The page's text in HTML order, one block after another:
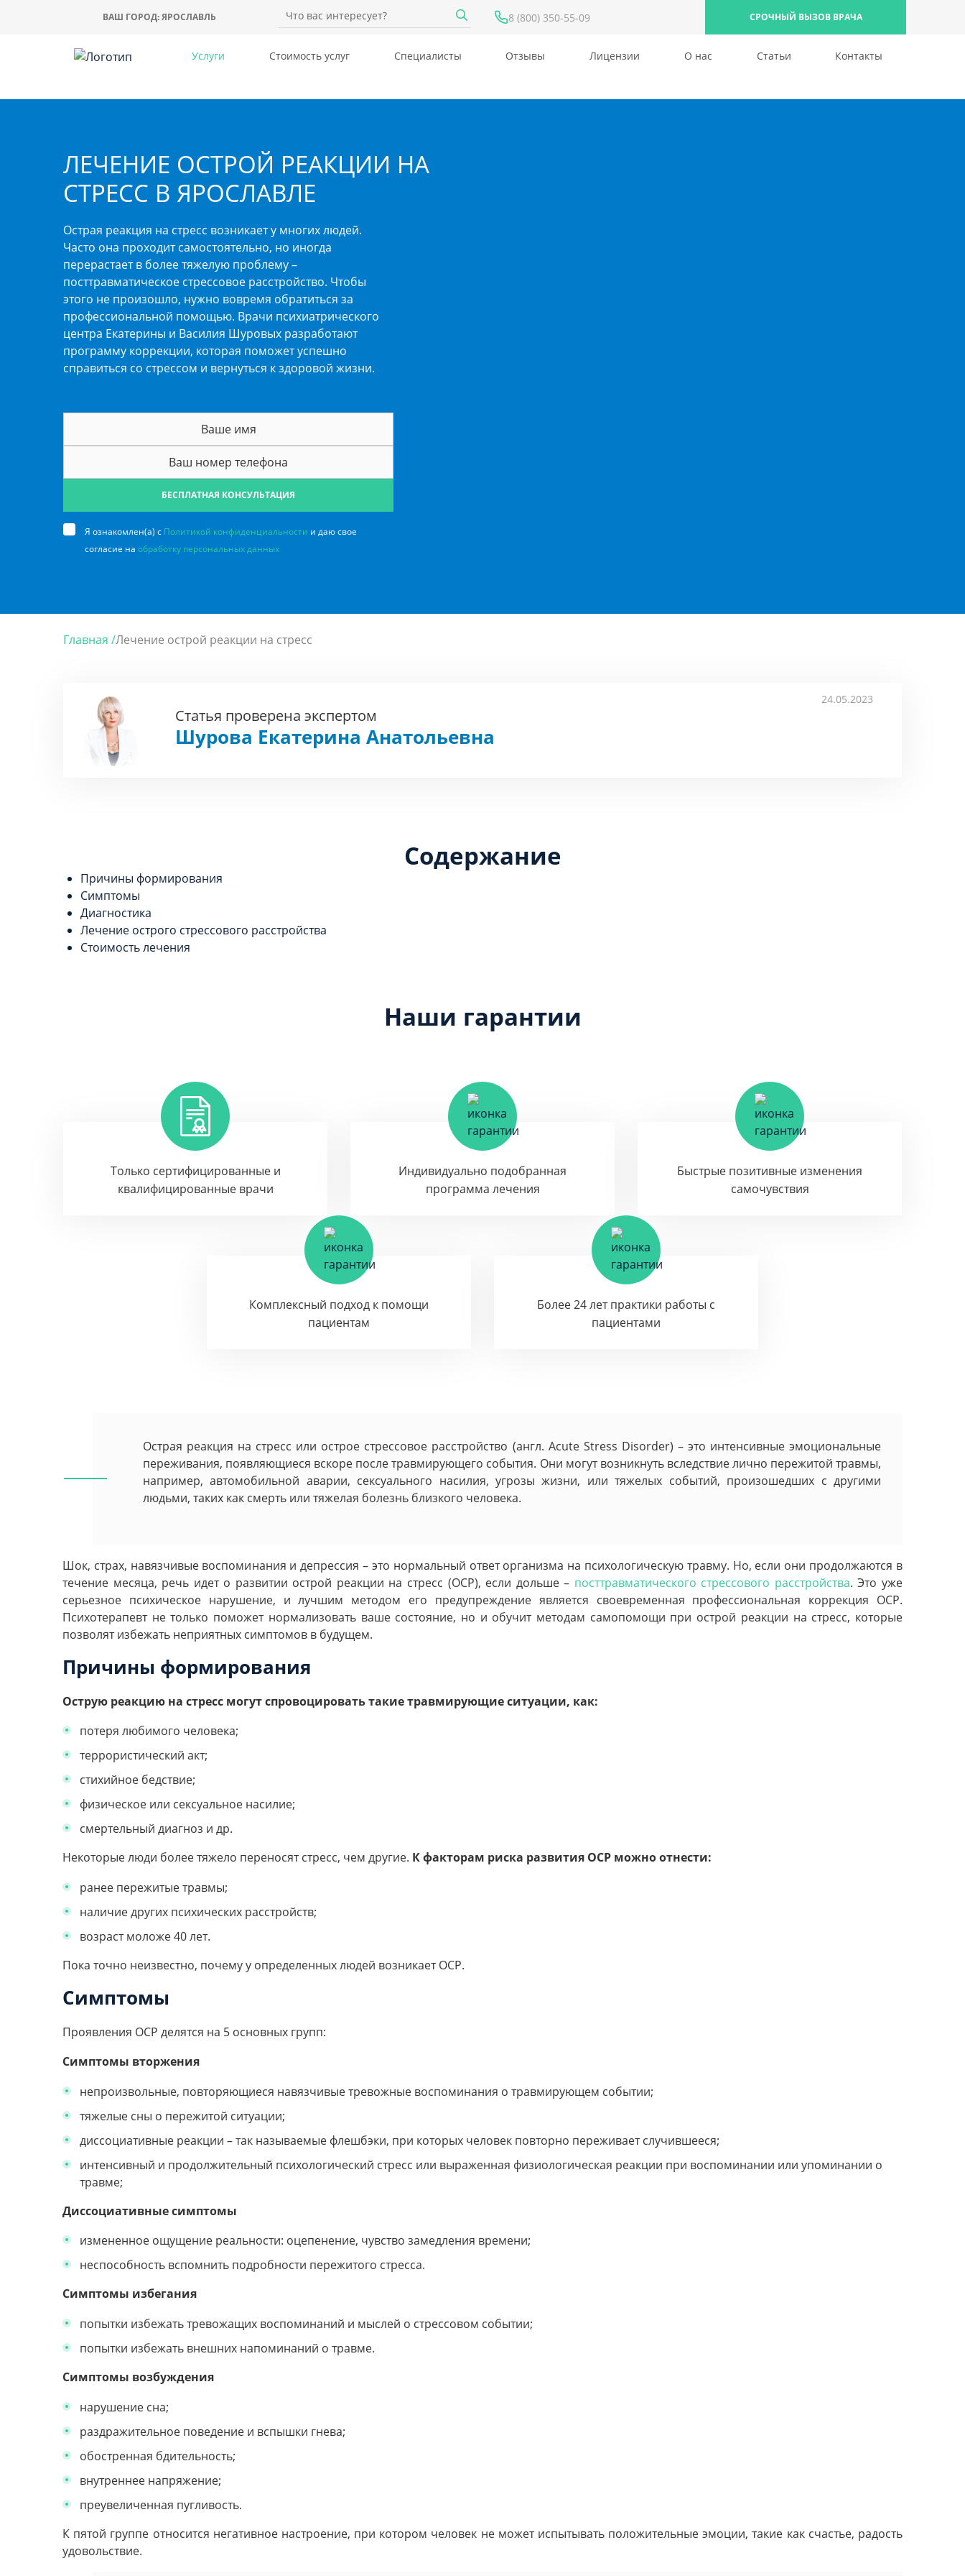
ВАШ ГОРОД:ЯРОСЛАВЛЬ 8 (800) 350-55-09 СРОЧНЫЙ ВЫЗОВ ВРАЧА
Услуги Стоимость услуг Специалисты Отзывы Лицензии О нас Статьи Контакты
ЛЕЧЕНИЕ ОСТРОЙ РЕАКЦИИ НА
СТРЕСС В ЯРОСЛАВЛЕ
Острая реакция на стресс возникает у многих людей.
Часто она проходит самостоятельно, но иногда
перерастает в более тяжелую проблему –
посттравматическое стрессовое расстройство. Чтобы
этого не произошло, нужно вовремя обратиться за
профессиональной помощью. Врачи психиатрического
центра Екатерины и Василия Шуровых разработают
программу коррекции, которая поможет успешно
справиться со стрессом и вернуться к здоровой жизни.
БЕСПЛАТНАЯ КОНСУЛЬТАЦИЯ
Я ознакомлен(а) с Политикой конфиденциальности и даю свое
согласие на обработку персональных данных
Главная /Лечение острой реакции на стресс
24.05.2023
Статья проверена экспертом
Шурова Екатерина Анатольевна
Содержание
Причины формирования
Симптомы
Диагностика
Лечение острого стрессового расстройства
Стоимость лечения
Наши гарантии
Только сертифицированные и
квалифицированные врачи
Индивидуально подобранная
программа лечения
Быстрые позитивные изменения
самочувствия
Комплексный подход к помощи
пациентам
Более 24 лет практики работы с
пациентами
Острая реакция на стресс или острое стрессовое расстройство (англ. Acute Stress Disorder) – это интенсивные эмоциональные
переживания, появляющиеся вскоре после травмирующего события. Они могут возникнуть вследствие лично пережитой травмы,
например, автомобильной аварии, сексуального насилия, угрозы жизни, или тяжелых событий, произошедших с другими
людьми, таких как смерть или тяжелая болезнь близкого человека.
Шок, страх, навязчивые воспоминания и депрессия – это нормальный ответ организма на психологическую травму. Но, если они продолжаются в
течение месяца, речь идет о развитии острой реакции на стресс (ОСР), если дольше – посттравматического стрессового расстройства. Это уже
серьезное психическое нарушение, и лучшим методом его предупреждение является своевременная профессиональная коррекция ОСР.
Психотерапевт не только поможет нормализовать ваше состояние, но и обучит методам самопомощи при острой реакции на стресс, которые
позволят избежать неприятных симптомов в будущем.
Причины формирования
Острую реакцию на стресс могут спровоцировать такие травмирующие ситуации, как:
потеря любимого человека;
террористический акт;
стихийное бедствие;
физическое или сексуальное насилие;
смертельный диагноз и др.
Некоторые люди более тяжело переносят стресс, чем другие. К факторам риска развития ОСР можно отнести:
ранее пережитые травмы;
наличие других психических расстройств;
возраст моложе 40 лет.
Пока точно неизвестно, почему у определенных людей возникает ОСР.
Симптомы
Проявления ОСР делятся на 5 основных групп:
Симптомы вторжения
непроизвольные, повторяющиеся навязчивые тревожные воспоминания о травмирующем событии;
тяжелые сны о пережитой ситуации;
диссоциативные реакции – так называемые флешбэки, при которых человек повторно переживает случившееся;
интенсивный и продолжительный психологический стресс или выраженная физиологическая реакции при воспоминании или упоминании о
травме;
Диссоциативные симптомы
измененное ощущение реальности: оцепенение, чувство замедления времени;
неспособность вспомнить подробности пережитого стресса.
Симптомы избегания
попытки избежать тревожащих воспоминаний и мыслей о стрессовом событии;
попытки избежать внешних напоминаний о травме.
Симптомы возбуждения
нарушение сна;
раздражительное поведение и вспышки гнева;
обостренная бдительность;
внутреннее напряжение;
преувеличенная пугливость.
К пятой группе относится негативное настроение, при котором человек не может испытывать положительные эмоции, такие как счастье, радость
удовольствие.